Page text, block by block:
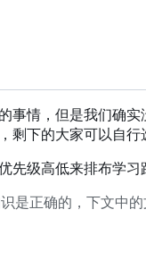
事情，但是我们确
剩下的大家可以自行
先级高低来排布学
是正确的，下文中